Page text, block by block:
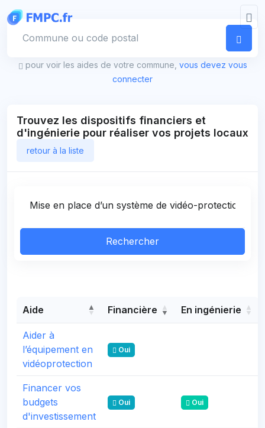
pour voir les aides de votre commune, vous devez vous
connecter
Trouvez les dispositifs financiers et
d'ingénierie pour réaliser vos projets locaux
retour à la liste
Rechercher
Aide Financière En ingénierie
Aider à
l’équipement en
vidéoprotection
Oui
Financer vos
budgets
d'investissement
Oui Oui
Panneau de gestion des cookies